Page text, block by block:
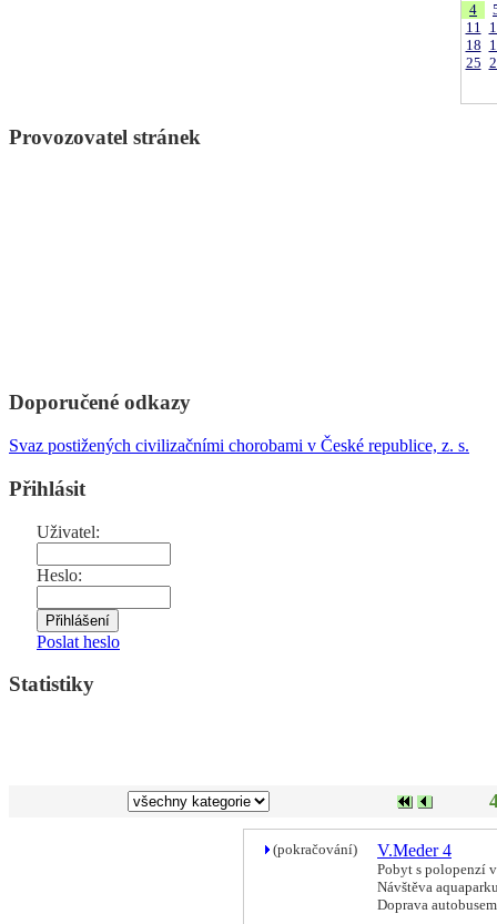
4
11
18
25
Provozovatel stránek
Doporučené odkazy
Svaz postižených civilizačními chorobami v České republice, z. s.
Přihlásit
Uživatel:
Heslo:
Poslat heslo
Statistiky
(pokračování) V.Meder 4
Pobyt s polopenzí
Návštěva
Doprava autobusem